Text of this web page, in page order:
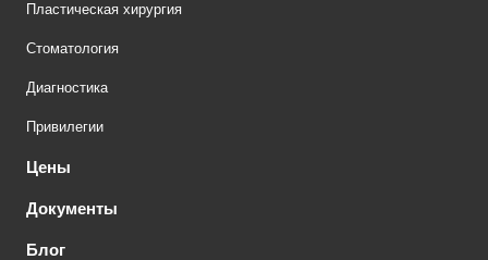
Пластическая хирургия
Стоматология
Диагностика
Привилегии
Цены
Документы
Блог